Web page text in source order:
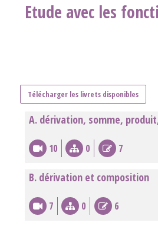
Etude avec les
Télécharger les livrets disponibles
A. dérivation, somme,
10 0 7
B. dérivation et composition
7 0 6